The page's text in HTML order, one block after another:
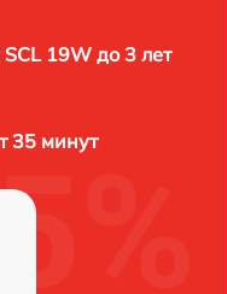
19W до 3 лет
35 минут